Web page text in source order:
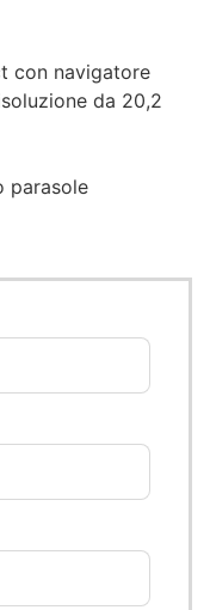
con navigatore
da 20,2
parasole